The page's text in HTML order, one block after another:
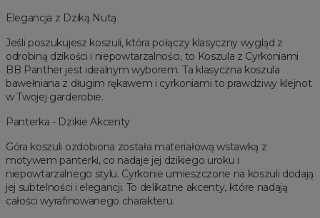
Elegancja z Dziką Nutą
Jeśli poszukujesz koszuli, która połączy klasyczny wygląd z
odrobiną dzikości i niepowtarzalności, to Koszula z Cyrkoniami
BB Panther jest idealnym wyborem. Ta klasyczna koszula
bawełniana z długim rękawem i cyrkoniami to prawdziwy klejnot
w Twojej garderobie.
Panterka - Dzikie Akcenty
Góra koszuli ozdobiona została materiałową wstawką z
motywem panterki, co nadaje jej dzikiego uroku i
niepowtarzalnego stylu. Cyrkonie umieszczone na koszuli dodają
jej subtelności i elegancji. To delikatne akcenty, które nadają
całości wyrafinowanego charakteru.